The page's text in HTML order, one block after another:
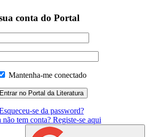
conta do Portal
Mantenha-me conectado
se da password?
não tem conta? Registe-se aqui